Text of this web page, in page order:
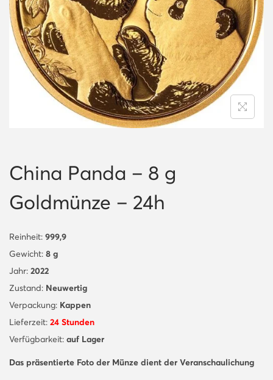
i
o
n
China Panda – 8 g
Goldmünze – 24h
Reinheit: 999,9
Gewicht: 8 g
Jahr: 2022
Zustand: Neuwertig
Verpackung: Kappen
Lieferzeit: 24 Stunden
Verfügbarkeit: auf Lager
Das präsentierte Foto der Münze dient der Veranschaulichung